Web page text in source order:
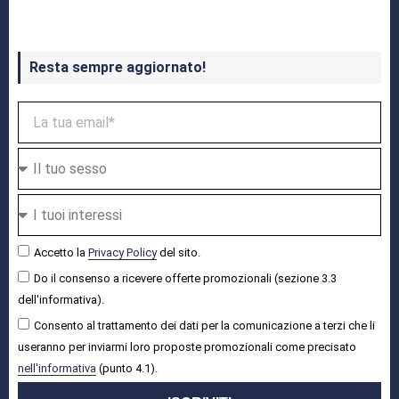
Resta sempre aggiornato!
Accetto la Privacy Policydel sito.
Do il consenso a ricevere offerte promozionali (sezione 3.3
dell'informativa).
Consento al trattamento dei dati per la comunicazione a terzi che li
useranno per inviarmi loro proposte promozionali come precisato
nell'informativa (punto 4.1).